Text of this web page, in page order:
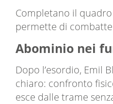
Completano il
permette di
Abominio nei
Dopo l’esordio, Emil
chiaro: confronto
esce dalle trame